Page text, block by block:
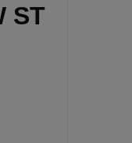
ST